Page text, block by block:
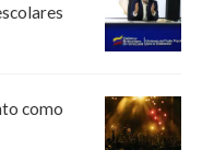
como